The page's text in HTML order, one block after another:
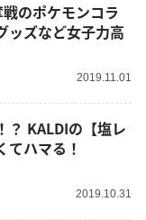
戦のポケモンコラ
ッズなど女子力高
2019.11.01
？ KALDIの【塩レ
てハマる！
2019.10.31